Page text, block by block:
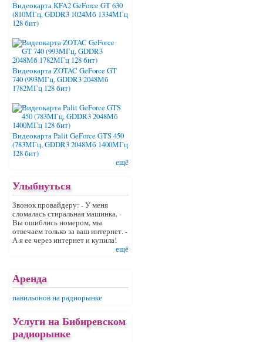
Видеокарта KFA2 GeForce GT 630
(810МГц, GDDR3 1024Мб 1334МГц
128 бит)
Видеокарта ZOTAC GeForce GT
740 (993МГц, GDDR3 2048Мб
1782МГц 128 бит)
Видеокарта Palit GeForce GTS 450
(783МГц, GDDR3 2048Мб 1400МГц
128 бит)
ещё
Улыбнуться
Звонок провайдеру: - У меня
сломалась стиральная машинка. -
Вы ошиблись номером, мы
отвечаем только за ваш интернет. -
А я ее через интернет и купила!
ещё
Аренда
павильонов на радиорынке
Услуги на Бибиревском
радиорынке